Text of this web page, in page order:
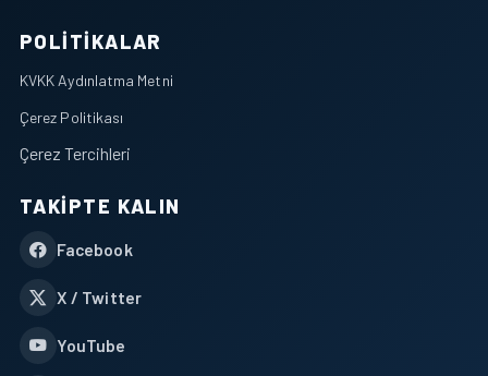
POLITIKALAR
KVKK Aydınlatma Metni
Çerez Politikası
Çerez Tercihleri
TAKIPTE KALIN
Facebook
X / Twitter
YouTube